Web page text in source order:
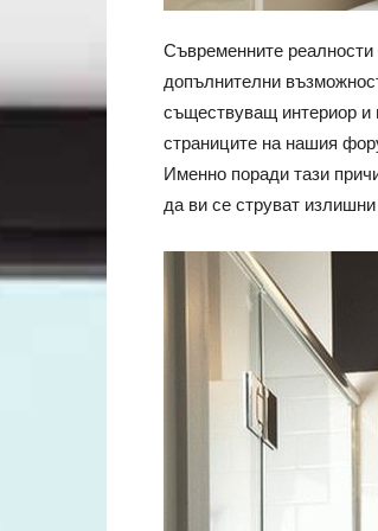
Съвременните реалности
допълнителни
съществуващ интериор и
страниците на нашия
Именно поради тази
да ви се струват